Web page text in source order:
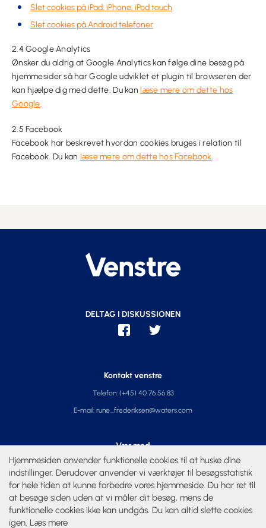
Hjemmesiden anvender funktionelle cookies til at huske dine
indstillinger. Derudover anvender vi værktøjer til besøgsstatistik
for hele tiden at kunne forbedre vores hjemmeside. Du har ret til
at besøge siden uden at vi måler dit besøg, mens de
funktionelle cookies ikke kan undgås. Du kan altid slette cookies
igen. Læs mere
Slet cookies på iPad, iPhone, iPod touch
Slet cookies på Android telefoner
2.4 Google Analytics
Ønsker du aldrig at Google Analytics kan følge dine besøg på
hjemmesider så har Google udviklet et plugin til browseren der
kan hjælpe dig med dette. Du kan læse mere om dette hos
Google.
2.5 Facebook
Facebook har beskrevet hvordan cookies bruges i relation til
Facebook. Du kan læse mere om dette hos Facebook.
Kontakt venstre
Telefon: (+45) 40 76 56 83
E-mail: rune_frederiksen@waters.com
Vær med
Kalender
Privatliv
DELTAG I DISKUSSIONEN